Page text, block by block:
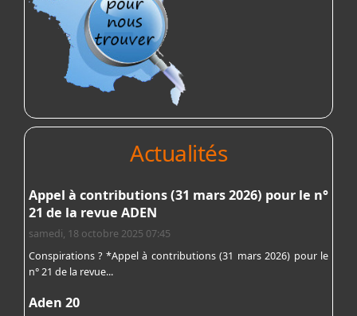
Actualités
Appel à contributions (31 mars 2026) pour le n°
21 de la revue ADEN
samedi, 18 octobre 2025 07:45
Conspirations ? *Appel à contributions (31 mars 2026) pour le
n° 21 de la revue...
Aden 20